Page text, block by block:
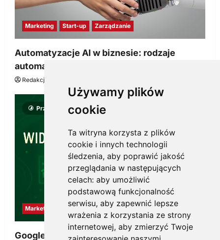
Używamy plików
cookie
Ta witryna korzysta z plików
cookie i innych technologii
śledzenia, aby poprawić jakość
przeglądania w następujących
celach: aby umożliwić
podstawową funkcjonalność
serwisu, aby zapewnić lepsze
wrażenia z korzystania ze strony
internetowej, aby zmierzyć Twoje
Marketing Start-up Zarządzanie
Automatyzacje AI w biznesie: rodzaje
automatyzacji i korzyści dla Twojej firmy
Redakcja KnowMore.pl
Przeczytano 8 minut
Marketing
Google Ads, SEO i analityka – jak połączyć